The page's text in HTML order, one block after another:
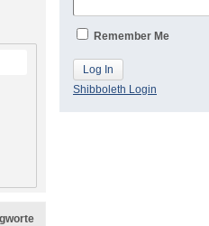
Remember Me
Shibboleth Login